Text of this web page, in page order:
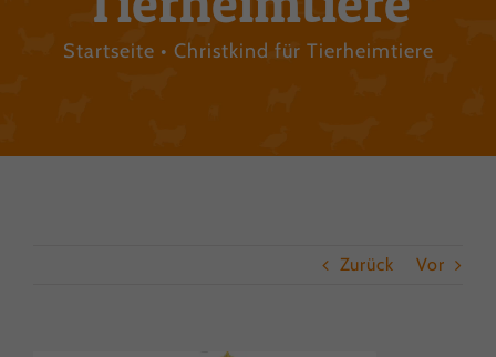
Startseite Christkind für Tierheimtiere
Zurück Vor